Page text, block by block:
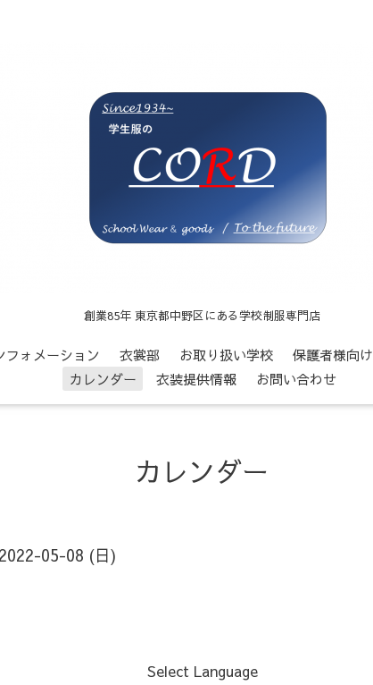
創業85年 東京都中野区にある学校制服専門店
フォメーション 衣裳部 お取り扱い学校 保護者様向け
カレンダー
衣装提供情報 お問い合わせ
カレンダー
05-08 (日)
Select Language